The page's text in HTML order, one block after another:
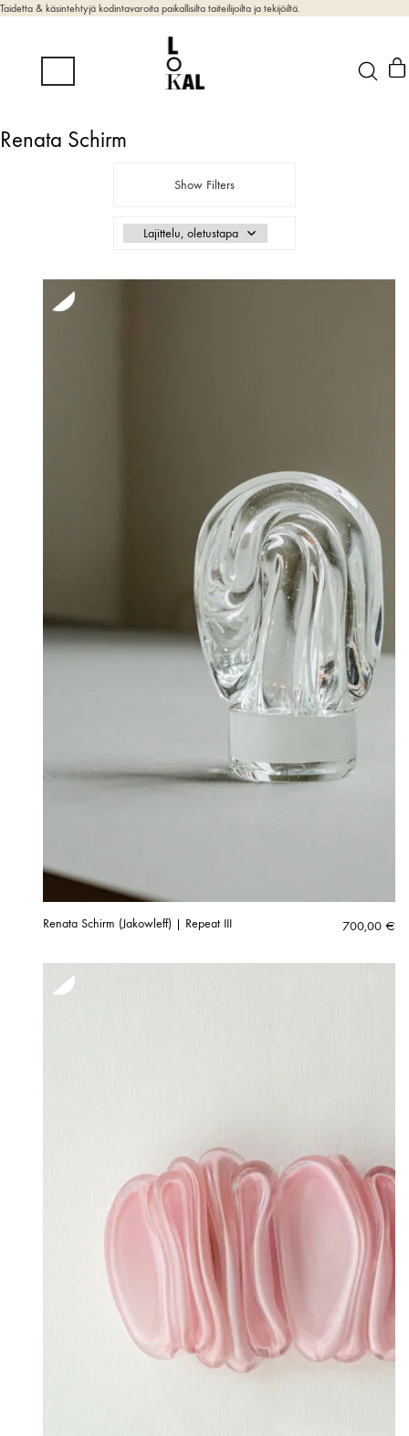
Taidetta & käsintehtyjä kodintavaroita paikallisilta taiteilijoilta ja tekijöiltä.
Renata Schirm
Show Filters
Renata Schirm (Jakowleff) | Repeat III 700,00 €